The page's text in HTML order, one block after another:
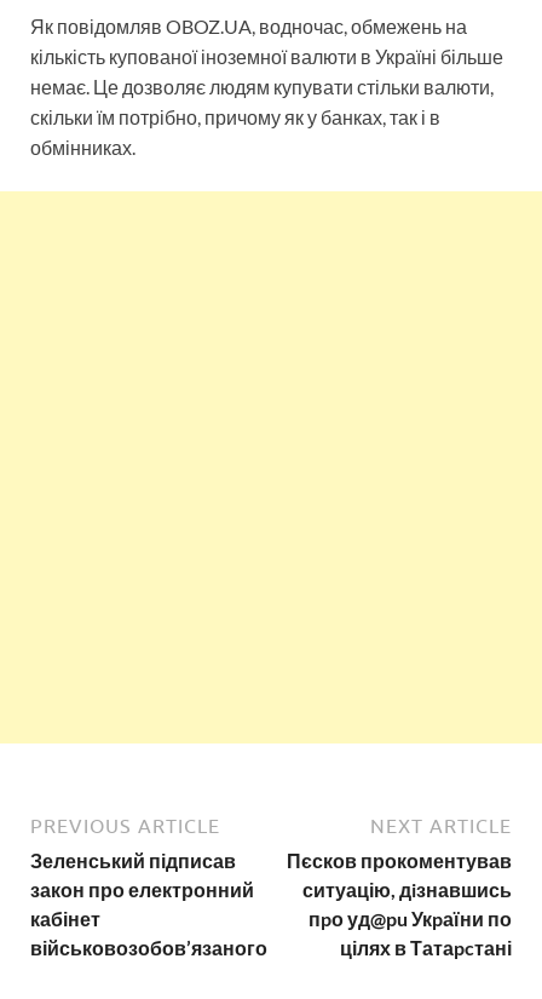
Як повідомляв OBOZ.UA, водночас, обмежень на
кількість купованої іноземної валюти в Україні більше
немає. Це дозволяє людям купувати стільки валюти,
скільки їм потрібно, причому як у банках, так і в
обмінниках.
PREVIOUS ARTICLE
Зеленський підписав
закон про електронний
кабінет
військовозобов’язаного
NEXT ARTICLE
Пєсков прокоментував
ситуацію, дiзнавшись
пpо уд@pu Укpаїни по
цілях в Татаpcтані